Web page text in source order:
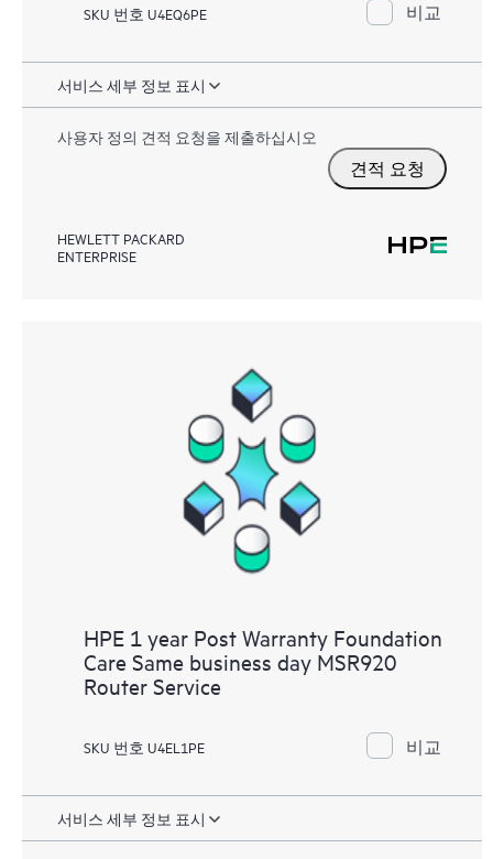
SKU 번호 U4EQ6PE 비교
서비스 세부 정보 표시
사용자 정의 견적 요청을 제출하십시오
견적 요청
HEWLETT PACKARD
ENTERPRISE
HPE 1 year Post Warranty Foundation
Care Same business day MSR920
Router Service
SKU 번호 U4EL1PE 비교
서비스 세부 정보 표시